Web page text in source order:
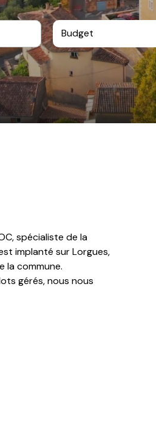
Budget
spécialiste de la
implanté sur Lorgues,
la commune.
gérés, nous nous